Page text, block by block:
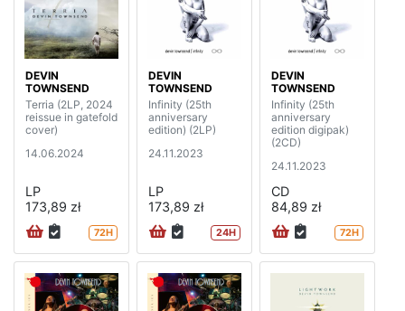
DEVIN
TOWNSEND
Terria (2LP, 2024
reissue in gatefold
cover)
14.06.2024
LP
173,89 zł
72H
DEVIN
TOWNSEND
Infinity (25th
anniversary
edition) (2LP)
24.11.2023
LP
173,89 zł
24H
DEVIN
TOWNSEND
Infinity (25th
anniversary
edition digipak)
(2CD)
24.11.2023
CD
84,89 zł
72H